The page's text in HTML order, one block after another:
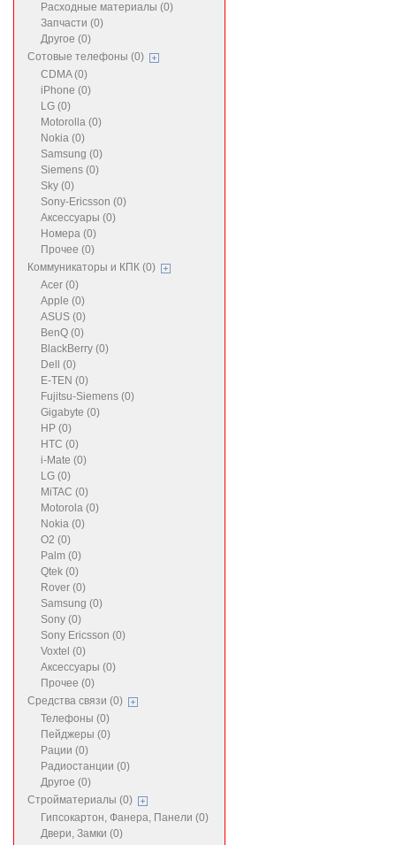
Расходные материалы (0)
Запчасти (0)
Другое (0)
Сотовые телефоны (0)
CDMA (0)
iPhone (0)
LG (0)
Motorolla (0)
Nokia (0)
Samsung (0)
Siemens (0)
Sky (0)
Sony-Ericsson (0)
Аксессуары (0)
Номера (0)
Прочее (0)
Коммуникаторы и КПК (0)
Acer (0)
Apple (0)
ASUS (0)
BenQ (0)
BlackBerry (0)
Dell (0)
E-TEN (0)
Fujitsu-Siemens (0)
Gigabyte (0)
HP (0)
HTC (0)
i-Mate (0)
LG (0)
MiTAC (0)
Motorola (0)
Nokia (0)
O2 (0)
Palm (0)
Qtek (0)
Rover (0)
Samsung (0)
Sony (0)
Sony Ericsson (0)
Voxtel (0)
Аксессуары (0)
Прочее (0)
Средства связи (0)
Телефоны (0)
Пейджеры (0)
Рации (0)
Радиостанции (0)
Другое (0)
Стройматериалы (0)
Гипсокартон, Фанера, Панели (0)
Двери, Замки (0)